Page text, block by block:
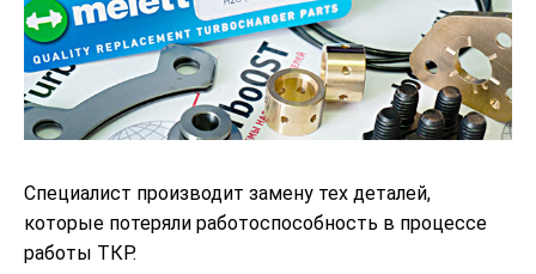
Специалист производит замену тех деталей,
которые потеряли работоспособность в процессе
работы ТКР.